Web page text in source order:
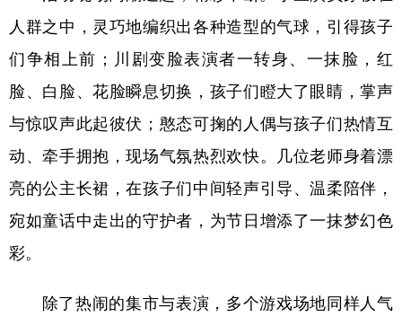
人群之中，灵巧地编织出各种造型的气球，引得孩子
们争相上前；川剧变脸表演者一转身、一抹脸，红
脸、白脸、花脸瞬息切换，孩子们瞪大了眼睛，掌声
与惊叹声此起彼伏；憨态可掬的人偶与孩子们热情互
动、牵手拥抱，现场气氛热烈欢快。几位老师身着漂
亮的公主长裙，在孩子们中间轻声引导、温柔陪伴，
宛如童话中走出的守护者，为节日增添了一抹梦幻色
彩。
除了热闹的集市与表演，多个游戏场地同样人气